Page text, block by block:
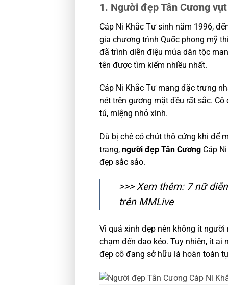
1. Người đẹp Tân Cương
Cáp Ni Khắc Tư sinh năm 1996,
gia chương trình Quốc phong mỹ
đã trình diễn điệu múa dân tộc
tên được tìm kiếm nhiều nhất.
Cáp Ni Khắc Tư mang đặc trưng
nét trên gương mặt đều rất sắc.
tú, miệng nhỏ xinh.
Dù bị chê có chút thô cứng khi để
trang, người đẹp Tân Cương Cáp
đẹp sắc sảo.
>>> Xem thêm: 7 nữ
trên MMLive
Vì quá xinh đẹp nên không ít
chạm đến dao kéo. Tuy nhiên, ít
đẹp cô đang sở hữu là hoàn toàn